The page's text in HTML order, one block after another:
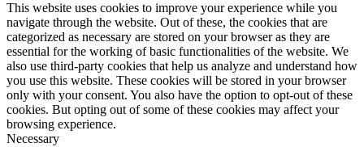
This website uses cookies to improve your experience while you
navigate through the website. Out of these, the cookies that are
categorized as necessary are stored on your browser as they are
essential for the working of basic functionalities of the website. We
also use third-party cookies that help us analyze and understand how
you use this website. These cookies will be stored in your browser
only with your consent. You also have the option to opt-out of these
cookies. But opting out of some of these cookies may affect your
browsing experience.
Necessary